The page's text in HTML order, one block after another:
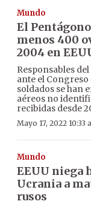
Mundo
El
menos 400
2004 en
Responsables
ante el Congreso
soldados se han
aéreos no
recibidas desde
Mayo 17, 2022 10:33
Mundo
EEUU niega
Ucrania a
rusos